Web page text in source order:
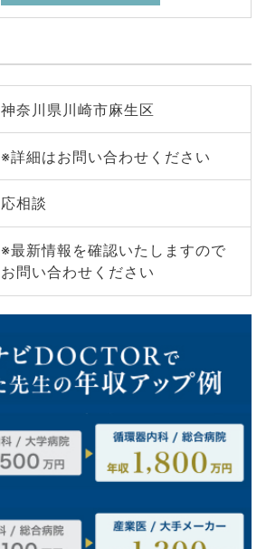
神奈川県川崎市麻生区
※詳細はお問い合わせください
応相談
※最新情報を確認いたしますので
お問い合わせください